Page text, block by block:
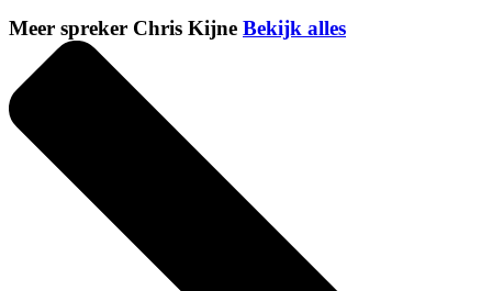
Meer spreker Chris Kijne Bekijk alles